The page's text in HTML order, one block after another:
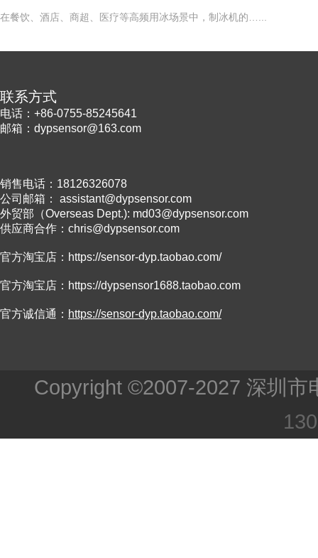
在餐饮、酒店、商超、医疗等高频用冰场景中，制冰机的…...
联系方式
电话：+86-0755-85245641
邮箱：dypsensor@163.com
销售电话：18126326078
公司邮箱： assistant@dypsensor.com
外贸部（Overseas Dept.): md03@dypsensor.com
供应商合作：chris@dypsensor.com
官方淘宝店： https://sensor-dyp.taobao.com/
官方淘宝店： https://dypsensor1688.taobao.com
官方诚信通： https://sensor-dyp.taobao.com/
Copyright ©2007-2027 深圳